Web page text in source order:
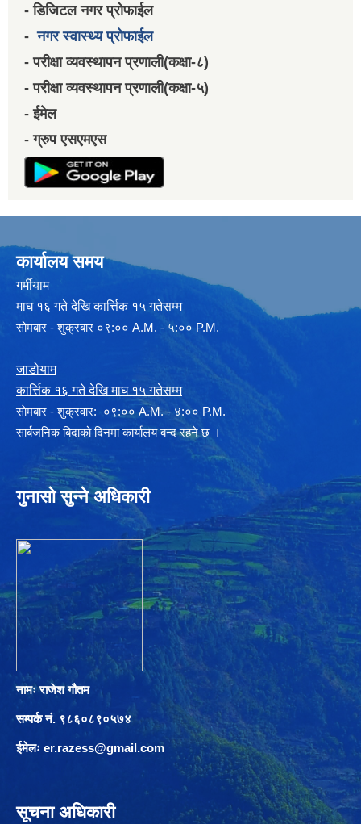
- डिजिटल नगर प्रोफाईल
-नगर स्वास्थ्य प्रोफाईल
- परीक्षा व्यवस्थापन प्रणाली(कक्षा-८)
- परीक्षा व्यवस्थापन प्रणाली(कक्षा-५)
- ईमेल
- ग्रुप एसएमएस
कार्यालय समय
गर्मीयाम
माघ १६ गते देखि कार्त्तिक १५ गतेसम्म
सोमबार - शुक्रबार ०९:०० A.M. - ५:०० P.M.
जाडोयाम
कार्त्तिक १६ गते देखि माघ १५ गतेसम्म
साेमबार - शुक्रवार: ०९:०० A.M. - ४:०० P.M.
सार्बजनिक बिदाको दिनमा कार्यालय बन्द रहने छ ।
गुनासो सुन्ने अधिकारी
नामः राजेश गौतम
सम्पर्क नं. ९८६०८९०५७४
ईमेलः er.razess@gmail.com
सूचना अधिकारी